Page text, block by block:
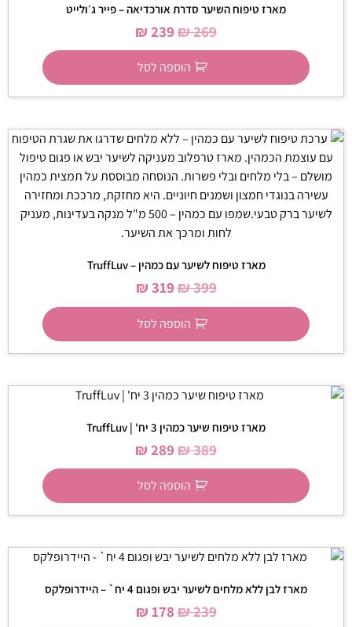
מארז טיפוח השיער סדרת אורכדיאה – פייר ג׳ולייט
₪269
₪239
הוספה לסל
מארז טיפוח לשיער עם כמהין – TruffLuv
₪399
₪319
הוספה לסל
מארז טיפוח שיער כמהין 3 יח' | TruffLuv
₪389
₪289
הוספה לסל
מארז לבן ללא מלחים לשיער יבש ופגום 4 יח` – היידרופלקס
₪239
₪178